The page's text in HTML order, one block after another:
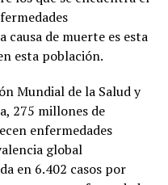
causa de muerte es esta
esta población.
Mundial de la Salud y
275 millones de
enfermedades
global
en 6.402 casos por